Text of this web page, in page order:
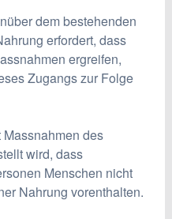
dem bestehenden
erfordert, dass
ergreifen,
Zugangs zur Folge
Massnahmen des
wird, dass
Menschen nicht
Nahrung vorenthalten.